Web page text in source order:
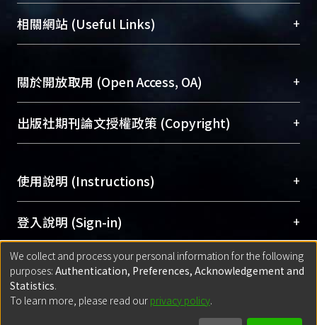
機構典藏（NTUR）與學術庫（AH）不同功能平
台，成為臺大學術典藏NTU scholars。期能整合研
成果。
To permanently archive and promote researcher
profiles and scholarly works, Library integrates the
services of “NTU Repository” with “Academic
總館學科館員(Main Library)
醫學圖書館學科館員(Medical Library)
Sciences Library)
相關網站 (Useful Links) +
關於開放取用 (Open Access, OA) +
開放取用是從使用者角度提升資訊取用性的社會運
動，應用在學術研究上是透過將研究著作公開供使
用逐年攀升。同時可加速研究發展、提升研究影響
Archive）平台。 （點選深入了解OA）
出版社期刊論文授權政策 (Copyright) +
含部分內容的版權非匯入者所有，或由第三方贊
助與合作完成，請確認該版權所有者及第三方同
意提供此授權。
Please represent that the submission is your
original work, and that you have the right to
grant the rights to upload.
若欲上傳已出版的全文電子檔，可使用
網站查詢，以確認出版單位之版權
使用說明 (Instructions) +
網站簡介(Quickstart Guide)
使用手冊(Instruction Manual)
線上預約服務(Booking Service)
登入說明 (Sign-in) +
方案一：臺灣大學計算機中心帳號登入
(With C&INC Email Account)
方案二：ORCID帳號登入(With ORCID)
匯入著作 (Submission) +
方案一：定期更新ORCID者，以ID匯入
We collect and process your personal information for the following
purposes: Authentication, Preferences, Acknowledgement and
Statistics.
To learn more, please read our privacy policy.